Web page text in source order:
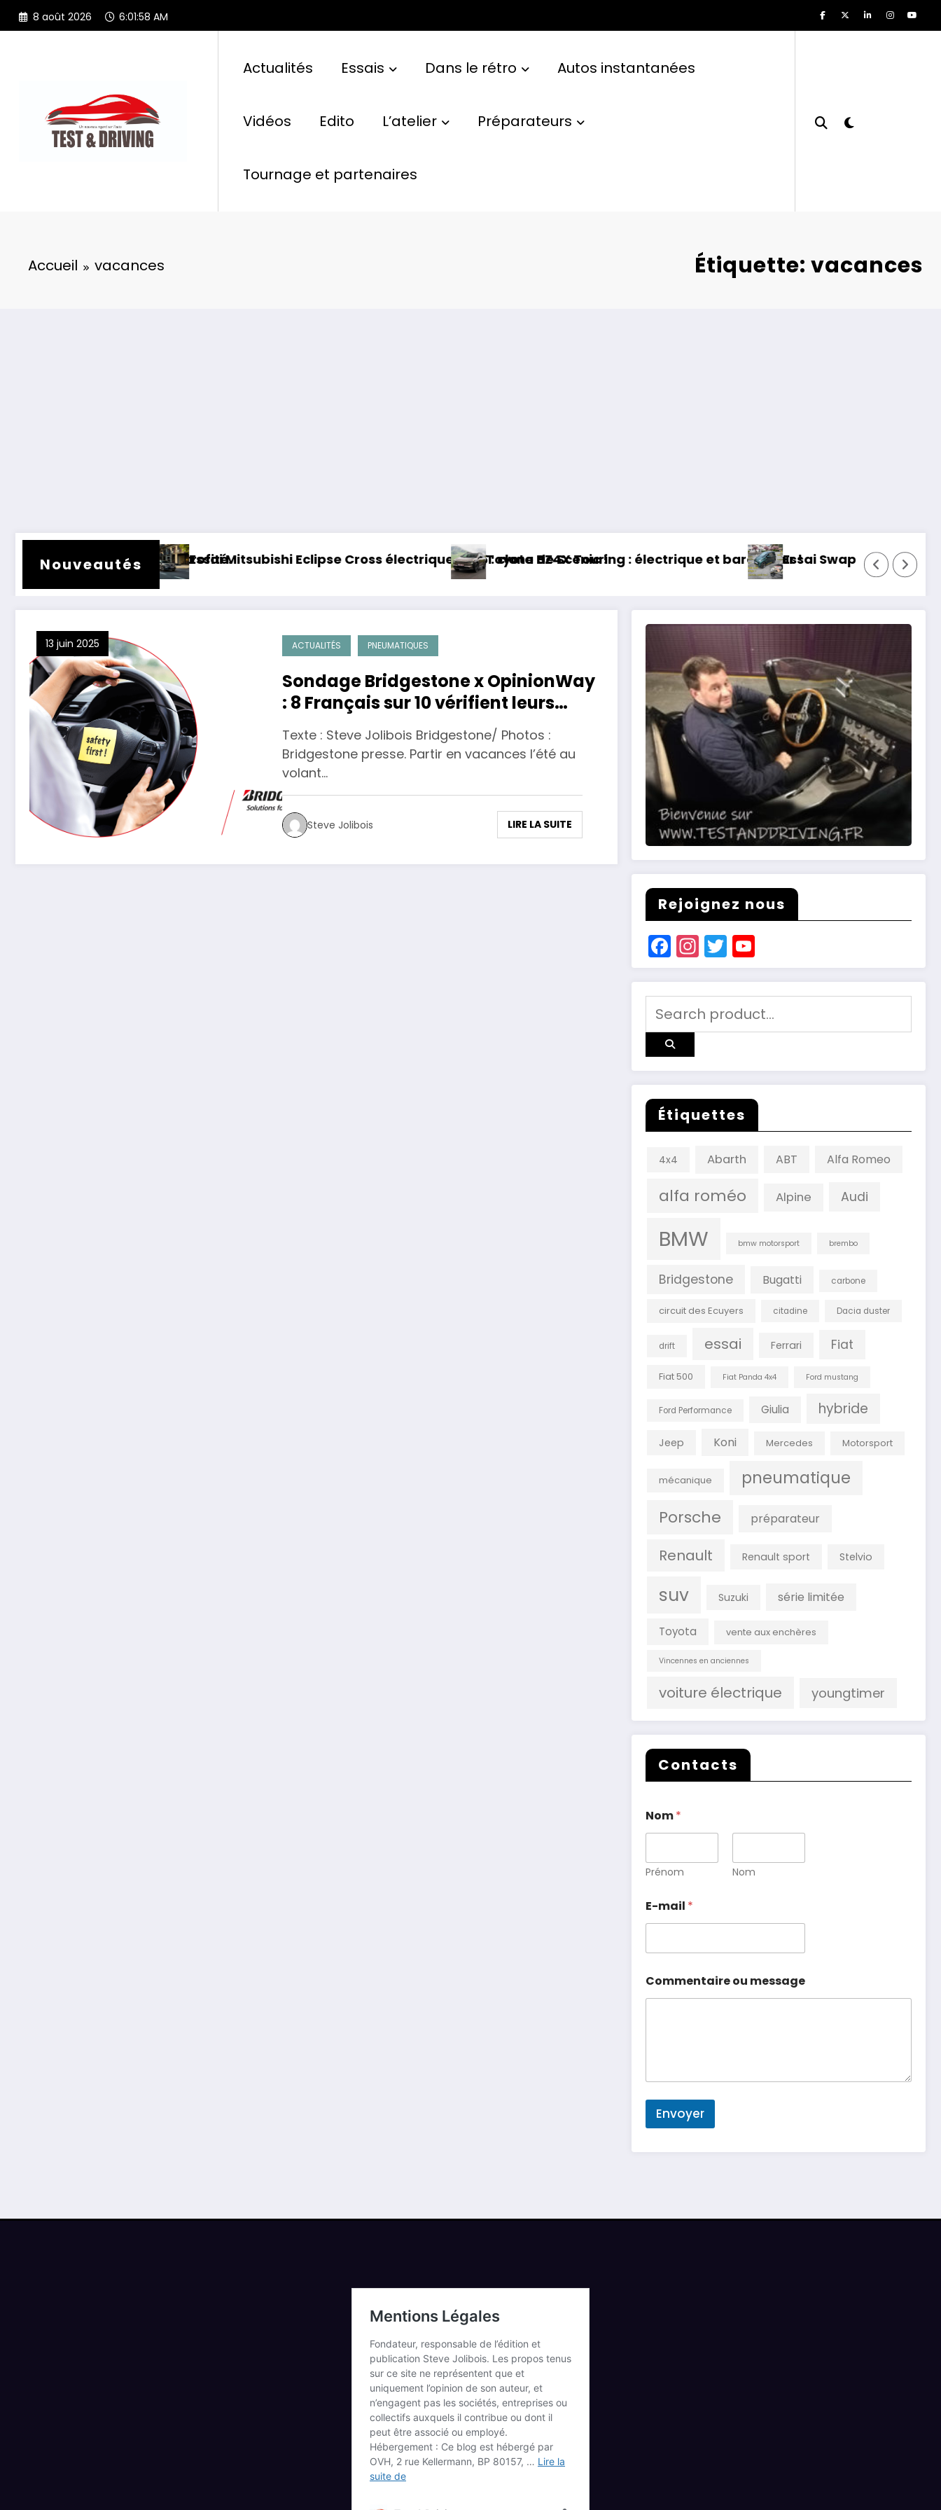
Aller
8 août 2026 6:01:59 AM
Actualités Essais Dans le rétro Autos instantanées
Vidéos Edito L’atelier Préparateurs
Tournage et partenaires
Accueil vacances Étiquette: vacances
Nouveautés
rétrofité.
Essai Mitsubishi Eclipse Cross électrique 2026 : clone de Scenic !Toyota BZ4X Touring : électrique et baroudeur !Essai Swapa ZIP : Voiture sans permis,
13 juin 2025 ACTUALITÉS PNEUMATIQUES
Sondage Bridgestone x OpinionWay
: 8 Français sur 10 vérifient leurs
pneumatiques pour les vacances
d’été.
Texte : Steve Jolibois Bridgestone/ Photos :
Bridgestone presse. Partir en vacances l’été au
volant…
Steve Jolibois LIRE LA SUITE
Rejoignez nous
Facebook
Instagram
Twitter
Channel
Étiquettes
4x4 Abarth ABT Alfa Romeo
alfa roméo Alpine Audi
BMW bmw motorsport brembo
Bridgestone Bugatti carbone
circuit des Ecuyers citadine Dacia duster
drift essai Ferrari Fiat
Fiat 500 Fiat Panda 4x4 Ford mustang
Ford Performance Giulia hybride
Jeep Koni Mercedes Motorsport
mécanique pneumatique
Porsche préparateur
Renault Renault sport Stelvio
suv Suzuki série limitée
Toyota vente aux enchères
Vincennes en anciennes
voiture électrique youngtimer
Contacts
Nom*
Prénom Nom
E-mail *
Commentaire ou message
Envoyer